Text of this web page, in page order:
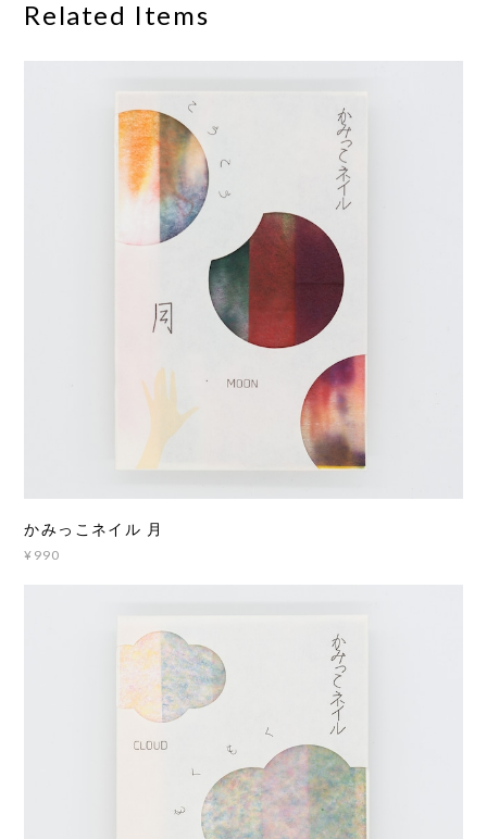
Related Items
かみっこネイル 月
¥990